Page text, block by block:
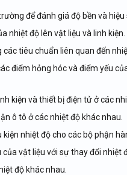
để đánh giá độ bền và
nhiệt độ lên vật liệu và linh kiện.
tiêu chuẩn liên quan đến
điểm hỏng hóc và điểm yếu
kiện và thiết bị điện tử ở các
ô tô ở các nhiệt độ khác nhau.
kiện nhiệt độ cho các bộ phận
vật liệu với sự thay đổi nhiệt
độ khác nhau.